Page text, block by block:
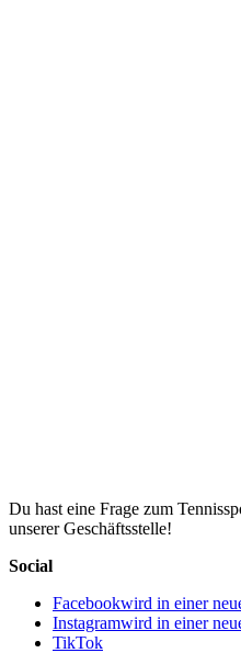
Du hast eine Frage zum
unserer Geschäftsstelle!
Social
Facebookwird in einer
Instagramwird in einer
TikTok